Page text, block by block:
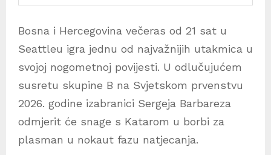
Bosna i Hercegovina večeras od 21 sat u
Seattleu igra jednu od najvažnijih utakmica u
svojoj nogometnoj povijesti. U odlučujućem
susretu skupine B na Svjetskom prvenstvu
2026. godine izabranici Sergeja Barbareza
odmjerit će snage s Katarom u borbi za
plasman u nokaut fazu natjecanja.